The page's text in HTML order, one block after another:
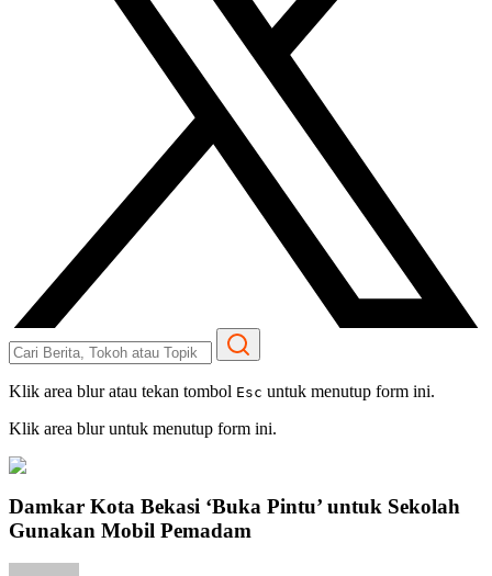
Klik area blur atau tekan tombol Esc untuk menutup form ini.
Klik area blur untuk menutup form ini.
Damkar Kota Bekasi ‘Buka Pintu’ untuk Sekolah
Gunakan Mobil Pemadam